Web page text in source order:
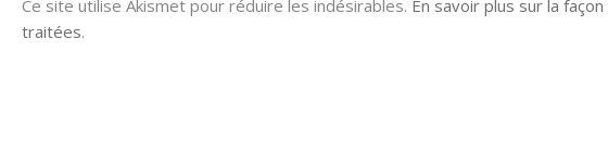
Ce site utilise Akismet pour réduire les indésirables. En savoir plus sur la
traitées.